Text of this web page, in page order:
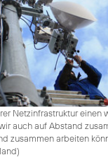
Netzinfrastruktur einen
auch auf Abstand
zusammen arbeiten
)